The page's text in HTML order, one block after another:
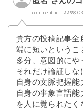
comment id :
貴方の投稿記事全
端に短いというこ
多分、意図的にや
それだけ論証しな
自身の文脈把握能
自身の事象言語
を人に覚られた